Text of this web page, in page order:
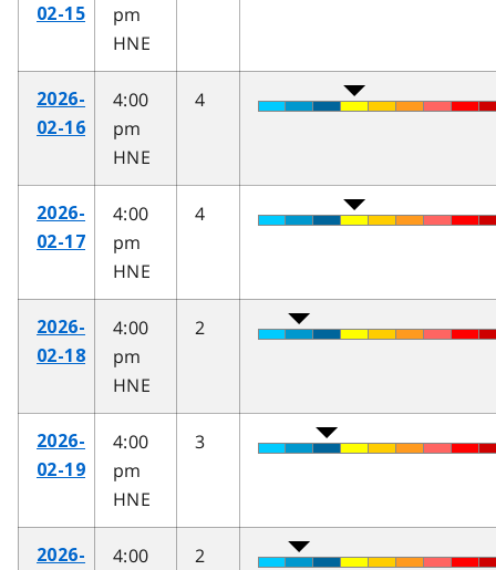
02-15
pm
HNE
2026-
02-16
4:00
pm
HNE
4
2026-
02-17
4:00
pm
HNE
4
2026-
02-18
4:00
pm
HNE
2
2026-
02-19
4:00
pm
HNE
3
2026-
4:00
2